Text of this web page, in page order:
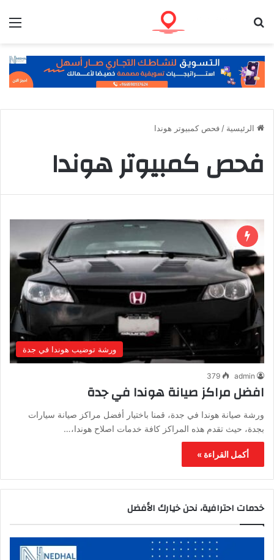
الرئيسية / فحص كمبيوتر هوندا
فحص كمبيوتر هوندا
ورشة توضيب هوندا في جدة
admin
379
افضل مراكز صيانة هوندا في جدة
ورشة صيانة هوندا في جدة، قمنا باختيار أفضل مراكز صيانة سيارات
بجدة، حيث تقدم هذه المراكز كافة خدمات اصلاح هوندا،…
أكمل القراءة »
خدمات احترافية، نحن خيارك الأفضل